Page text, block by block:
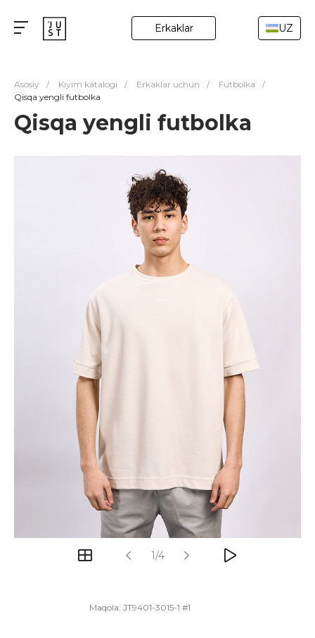
Erkaklar UZ
Asosiy / Kiyim katalogi / Erkaklar uchun / Futbolka
/
Qisqa yengli futbolka
Qisqa yengli futbolka
1/4
Maqola: JT9401-3015-1 #1